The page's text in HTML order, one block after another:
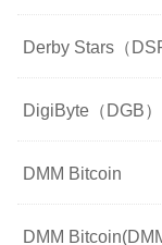
Derby Stars（
DigiByte（DGB）
DMM Bitcoin
DMM